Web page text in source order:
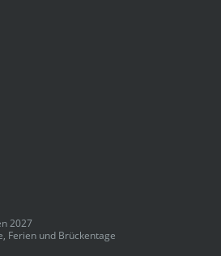
2027
Ferien und Brückentage